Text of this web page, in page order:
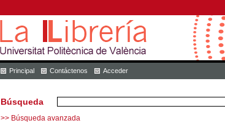
Principal Contáctenos Acceder
Búsqueda
>> Búsqueda avanzada